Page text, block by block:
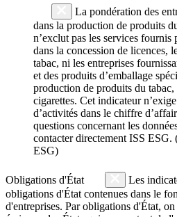
La pondération des
dans la production de produits
n’exclut pas les services fournis
dans la concession de licences,
tabac, ni les entreprises
et des produits d’emballage
production de produits du tabac,
cigarettes. Cet indicateur
d’activités dans le chiffre
questions concernant les
contacter directement ISS ESG.
ESG)
Obligations d'État
Les
obligations d'État contenues dans le
d'entreprises. Par obligations d'État,